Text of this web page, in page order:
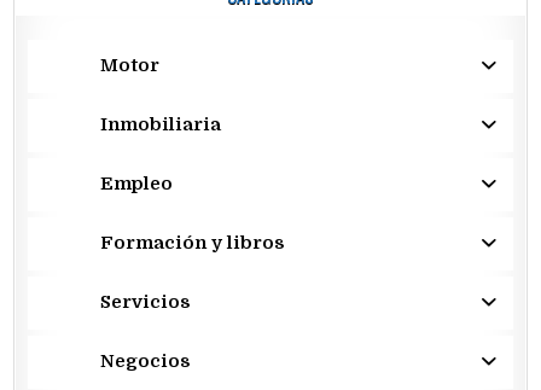
Motor
Inmobiliaria
Empleo
Formación y libros
Servicios
Negocios